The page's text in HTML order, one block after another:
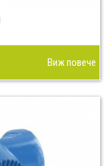
Виж повече